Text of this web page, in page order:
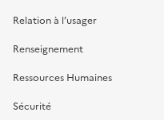
Relation à l’usager
Renseignement
Ressources Humaines
Sécurité